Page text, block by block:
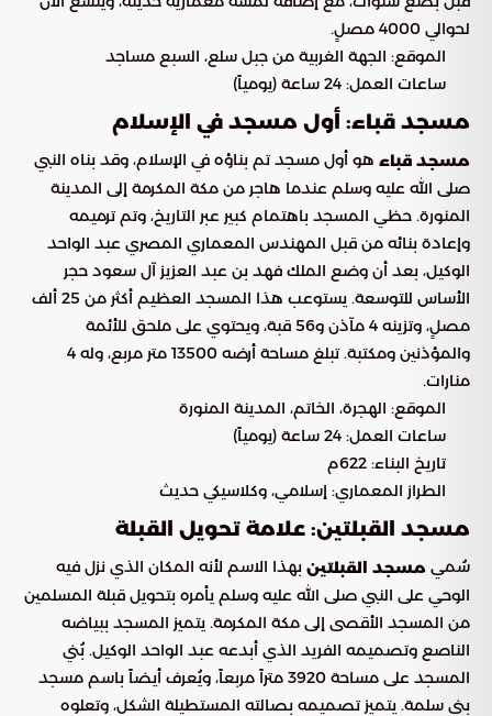
لحوالي 4000 مصلٍ.
الموقع: الجهة الغربية من جبل سلع، السبع مساجد
ساعات العمل: 24 ساعة (يومياً)
مسجد قباء: أول مسجد في الإسلام
مسجد قباء هو أول مسجد تم بناؤه في الإسلام، وقد بناه النبي
صلى الله عليه وسلم عندما هاجر من مكة المكرمة إلى المدينة
المنورة. حظي المسجد باهتمام كبير عبر التاريخ، وتم ترميمه
وإعادة بنائه من قبل المهندس المعماري المصري عبد الواحد
الوكيل، بعد أن وضع الملك فهد بن عبد العزيز آل سعود حجر
الأساس للتوسعة. يستوعب هذا المسجد العظيم أكثر من 25 ألف
مصلٍ، وتزينه 4 مآذن و56 قبة، ويحتوي على ملحق للأئمة
والمؤذنين ومكتبة. تبلغ مساحة أرضه 13500 متر مربع، وله 4
منارات.
الموقع: الهجرة، الخاتم، المدينة المنورة
ساعات العمل: 24 ساعة (يومياً)
تاريخ البناء: 622م
الطراز المعماري: إسلامي، وكلاسيكي حديث
مسجد القبلتين: علامة تحويل القبلة
سُمي مسجد القبلتين بهذا الاسم لأنه المكان الذي نزل فيه
الوحي على النبي صلى الله عليه وسلم يأمره بتحويل قبلة المسلمين
من المسجد الأقصى إلى مكة المكرمة. يتميز المسجد ببياضه
الناصع وتصميمه الفريد الذي أبدعه عبد الواحد الوكيل. بُني
المسجد على مساحة 3920 متراً مربعاً، ويُعرف أيضاً باسم مسجد
بني سلمة. يتميز تصميمه بصالته المستطيلة الشكل، وتعلوه